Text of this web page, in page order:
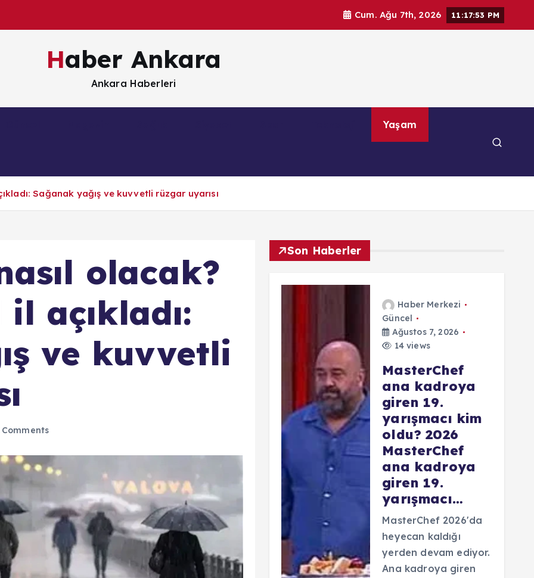
Cum. Ağu 7th, 2026 11:17:55 PM
Haber Ankara
Ankara Haberleri
Yaşam
Sağanak yağış ve kuvvetli rüzgar uyarısı
olacak?
açıkladı:
ve kuvvetli
Comments
Son Haberler
Haber Merkezi
Güncel
Ağustos 7, 2026
14 views
MasterChef
ana kadroya
giren 19.
yarışmacı kim
oldu? 2026
MasterChef
ana kadroya
giren 19.
yarışmacı…
MasterChef 2026'da
heyecan kaldığı
yerden devam ediyor.
Ana kadroya giren